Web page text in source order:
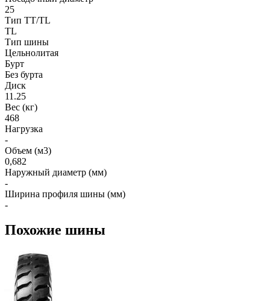
25
Тип TT/TL
TL
Тип шины
Цельнолитая
Бурт
Без бурта
Диск
11.25
Вес (кг)
468
Нагрузка
-
Объем (м3)
0,682
Наружный диаметр (мм)
-
Ширина профиля шины (мм)
-
Похожие шины